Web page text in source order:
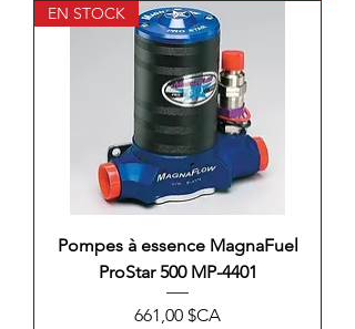
EN STOCK
Pompes à essence MagnaFuel
ProStar 500 MP-4401
Prix
661,00 $CA